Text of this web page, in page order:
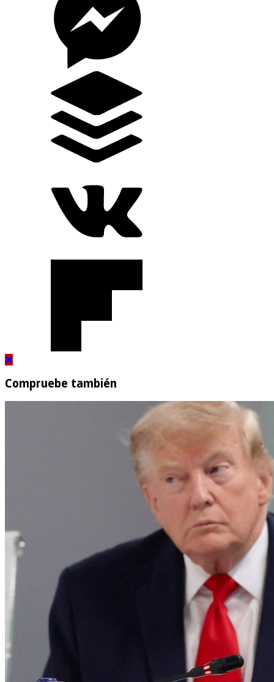
Compruebe también